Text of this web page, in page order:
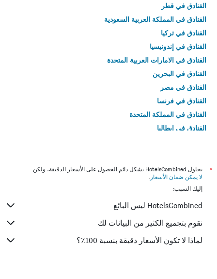
الفنادق في قطر
الفنادق في المملكة العربية السعودية
الفنادق في تركيا
الفنادق في إندونيسيا
الفنادق في الامارات العربية المتحدة
الفنادق في البحرين
الفنادق في مصر
الفنادق في فرنسا
الفنادق في المملكة المتحدة
الفنادق في إيطاليا
*
يحاول HotelsCombined بشكل دائم الحصول على الأسعار الدقيقة، ولكن
لا يمكن ضمان الأسعار .
إليك السبب:
HotelsCombined ليس البائع
نقوم بتجميع الكثير من البيانات لك
لماذا لا تكون الأسعار دقيقة بنسبة 100٪؟